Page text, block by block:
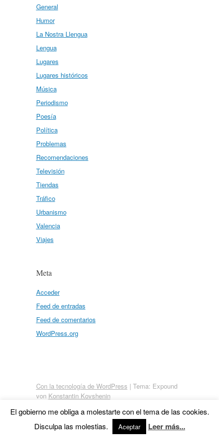
General
Humor
La Nostra Llengua
Lengua
Lugares
Lugares históricos
Música
Periodismo
Poesía
Política
Problemas
Recomendaciones
Televisión
Tiendas
Tráfico
Urbanismo
Valencia
Viajes
Meta
Acceder
Feed de entradas
Feed de comentarios
WordPress.org
Con la tecnología de WordPress | Tema: Expound
von Konstantin Kovshenin
El gobierno me obliga a molestarte con el tema de las cookies.
Disculpa las molestias.
Aceptar Leer más...